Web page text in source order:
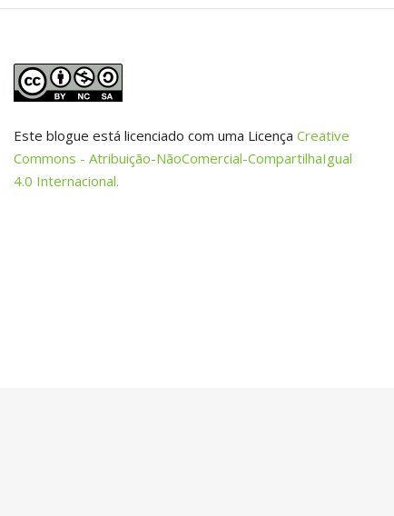
Este blogue está licenciado com uma Licença Creative
Commons - Atribuição-NãoComercial-CompartilhaIgual
4.0 Internacional.